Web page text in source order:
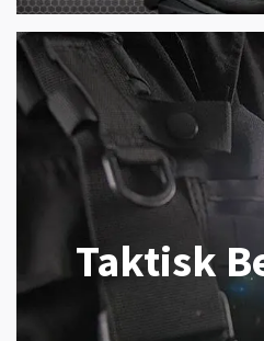
Taktisk